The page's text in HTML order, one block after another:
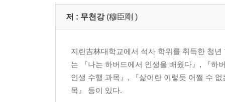
저 : 무천강 (穆臣剛 )
지린吉林대학교에서 석사 학위를 취득한 청
는 『나는 하버드에서 인생을 배웠다』, 『하
인생 수행 과목』, 『삶이란 이렇듯 어쩔 수
목』 등이 있다.